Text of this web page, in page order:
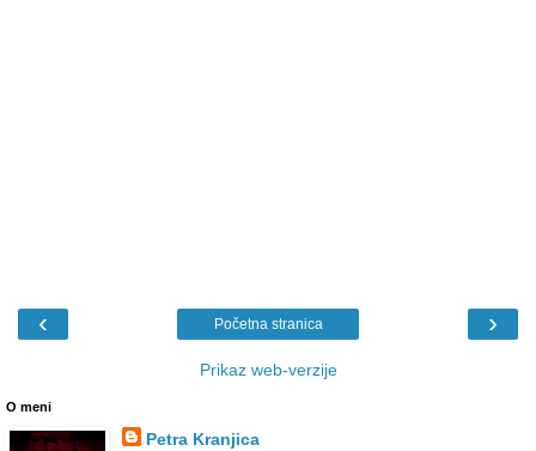
‹ ›
Početna stranica
Prikaz web-verzije
O meni
Petra Kranjica